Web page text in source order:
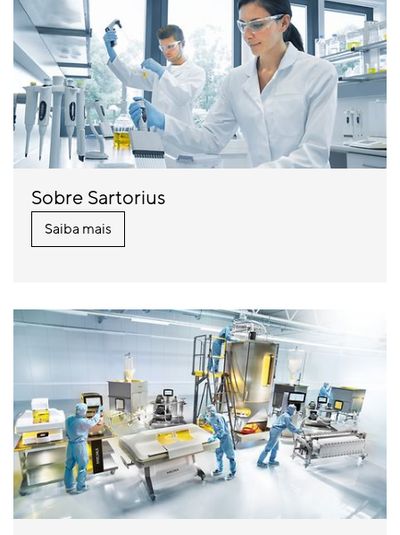
Sobre Sartorius
Saiba mais